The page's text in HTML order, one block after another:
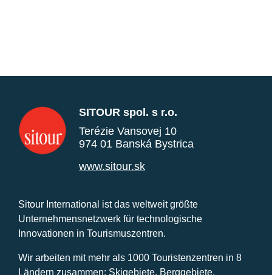
SITOUR spol. s r.o.
Terézie Vansovej 10
974 01 Banská Bystrica
www.sitour.sk
Sitour International ist das weltweit größte
Unternehmensnetzwerk für technologische
Innovationen in Tourismuszentren.
Wir arbeiten mit mehr als 1000 Touristenzentren in 8
Ländern zusammen: Skigebiete, Berggebiete,